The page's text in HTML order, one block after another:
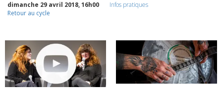
dimanche 29 avril 2018, 16h00
Infos pratiques
Retour au cycle